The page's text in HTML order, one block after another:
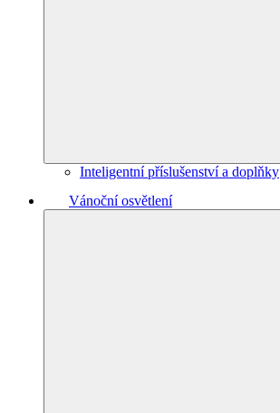
Inteligentní příslušenství a doplňky
Vánoční osvětlení